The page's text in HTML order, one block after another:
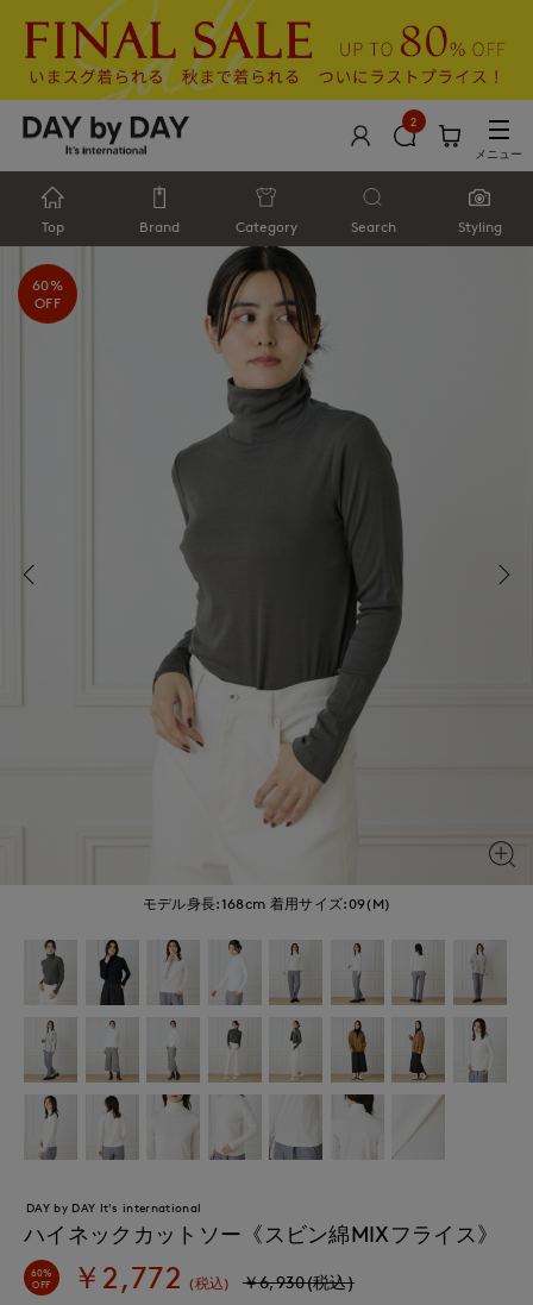
2
メニュー
Top Brand Category Search Styling
モデル身長:168cm 着用サイズ:09(M)
60%
OFF
DAY by DAY It's international
ハイネックカットソー《スビン綿MIXフライス》
60%
OFF
￥2,772 (税込) ￥6,930(税込)